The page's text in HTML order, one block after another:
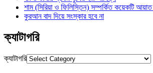
শাম (সিরিয়া ও ফিলিস্তিন) সম্পর্কিত কয়েকটি
কুরআন বাদ দিয়ে সংস্কার হবে না
ক্যাটাগরি
ক্যাটাগরি